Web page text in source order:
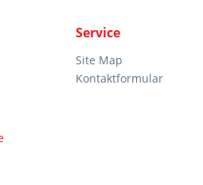
Service
Site Map
Kontaktformular